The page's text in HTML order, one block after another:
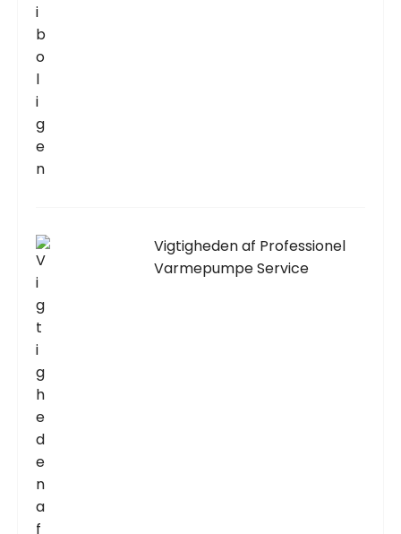
Vigtigheden af Professionel
Varmepumpe Service